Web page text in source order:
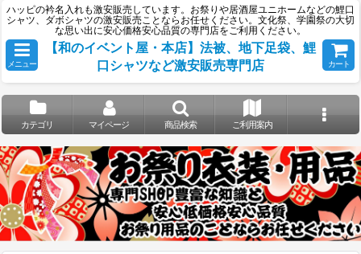
ハッピの衿名入れも激安販売しています。お祭りや居酒屋ユニホームなどの鯉口
シャツ、ダボシャツの激安販売ことならお任せください。文化祭、学園祭の大切
な思い出に安心価格安心品質の専門店をご利用ください。
メニュー
【和のイベント屋・本店】法被、地下足袋、鯉
口シャツなど激安販売専門店
カート
カテゴリ マイページ 商品検索 ご利用案内